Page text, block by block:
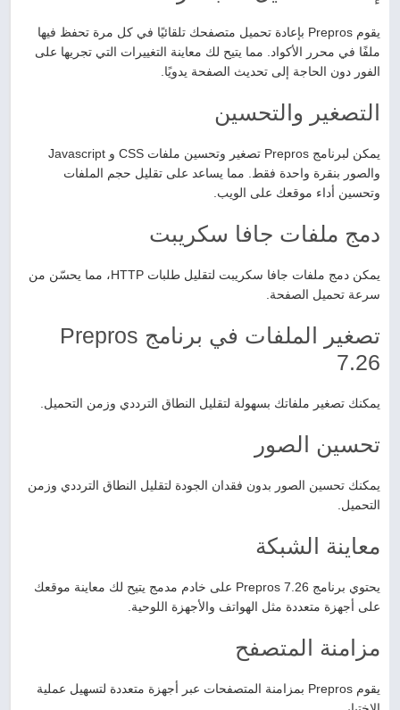
يقوم Prepros بإعادة تحميل متصفحك تلقائيًا في كل مرة تحفظ فيها
ملفًا في محرر الأكواد. مما يتيح لك معاينة التغييرات التي تجريها على
الفور دون الحاجة إلى تحديث الصفحة يدويًا.
التصغير والتحسين
يمكن لبرنامج Prepros تصغير وتحسين ملفات CSS و Javascript
والصور بنقرة واحدة فقط. مما يساعد على تقليل حجم الملفات
وتحسين أداء موقعك على الويب.
دمج ملفات جافا سكريبت
يمكن دمج ملفات جافا سكريبت لتقليل طلبات HTTP، مما يحسّن من
سرعة تحميل الصفحة.
تصغير الملفات في برنامج Prepros
7.26
يمكنك تصغير ملفاتك بسهولة لتقليل النطاق الترددي وزمن التحميل.
تحسين الصور
يمكنك تحسين الصور بدون فقدان الجودة لتقليل النطاق الترددي وزمن
التحميل.
معاينة الشبكة
يحتوي برنامج Prepros 7.26 على خادم مدمج يتيح لك معاينة موقعك
على أجهزة متعددة مثل الهواتف والأجهزة اللوحية.
مزامنة المتصفح
يقوم Prepros بمزامنة المتصفحات عبر أجهزة متعددة لتسهيل عملية